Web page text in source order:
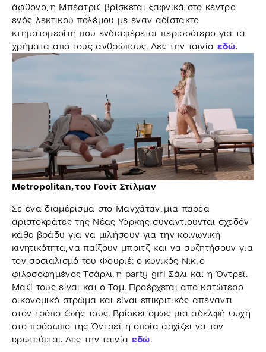
άφθονο, η Μπέατριζ βρίσκεται ξαφνικά στο κέντρο
ενός λεκτικού πολέμου με έναν αδίστακτο
κτηματομεσίτη που ενδιαφέρεται περισσότερο για τα
χρήματα από τους ανθρώπους. Δες την ταινία εδώ.
Metropolitan, του Γουίτ Στίλμαν
Σε ένα διαμέρισμα στο Μανχάταν, μια παρέα
αριστοκράτες της Νέας Υόρκης συναντιούνται σχεδόν
κάθε βράδυ για να μιλήσουν για την κοινωνική
κινητικότητα, να παίξουν μπριτζ και να συζητήσουν για
τον σοσιαλισμό του Φουριέ: ο κυνικός Νικ, ο
φιλοσοφημένος Τσάρλι, η party girl Σάλι και η Όντρεϊ.
Μαζί τους είναι και ο Τομ. Προέρχεται από κατώτερο
οικονομικό στρώμα και είναι επικριτικός απέναντι
στον τρόπο ζωής τους. Βρίσκει όμως μια αδελφή ψυχή
στο πρόσωπο της Όντρεϊ, η οποία αρχίζει να τον
ερωτεύεται. Δες την ταινία εδώ.